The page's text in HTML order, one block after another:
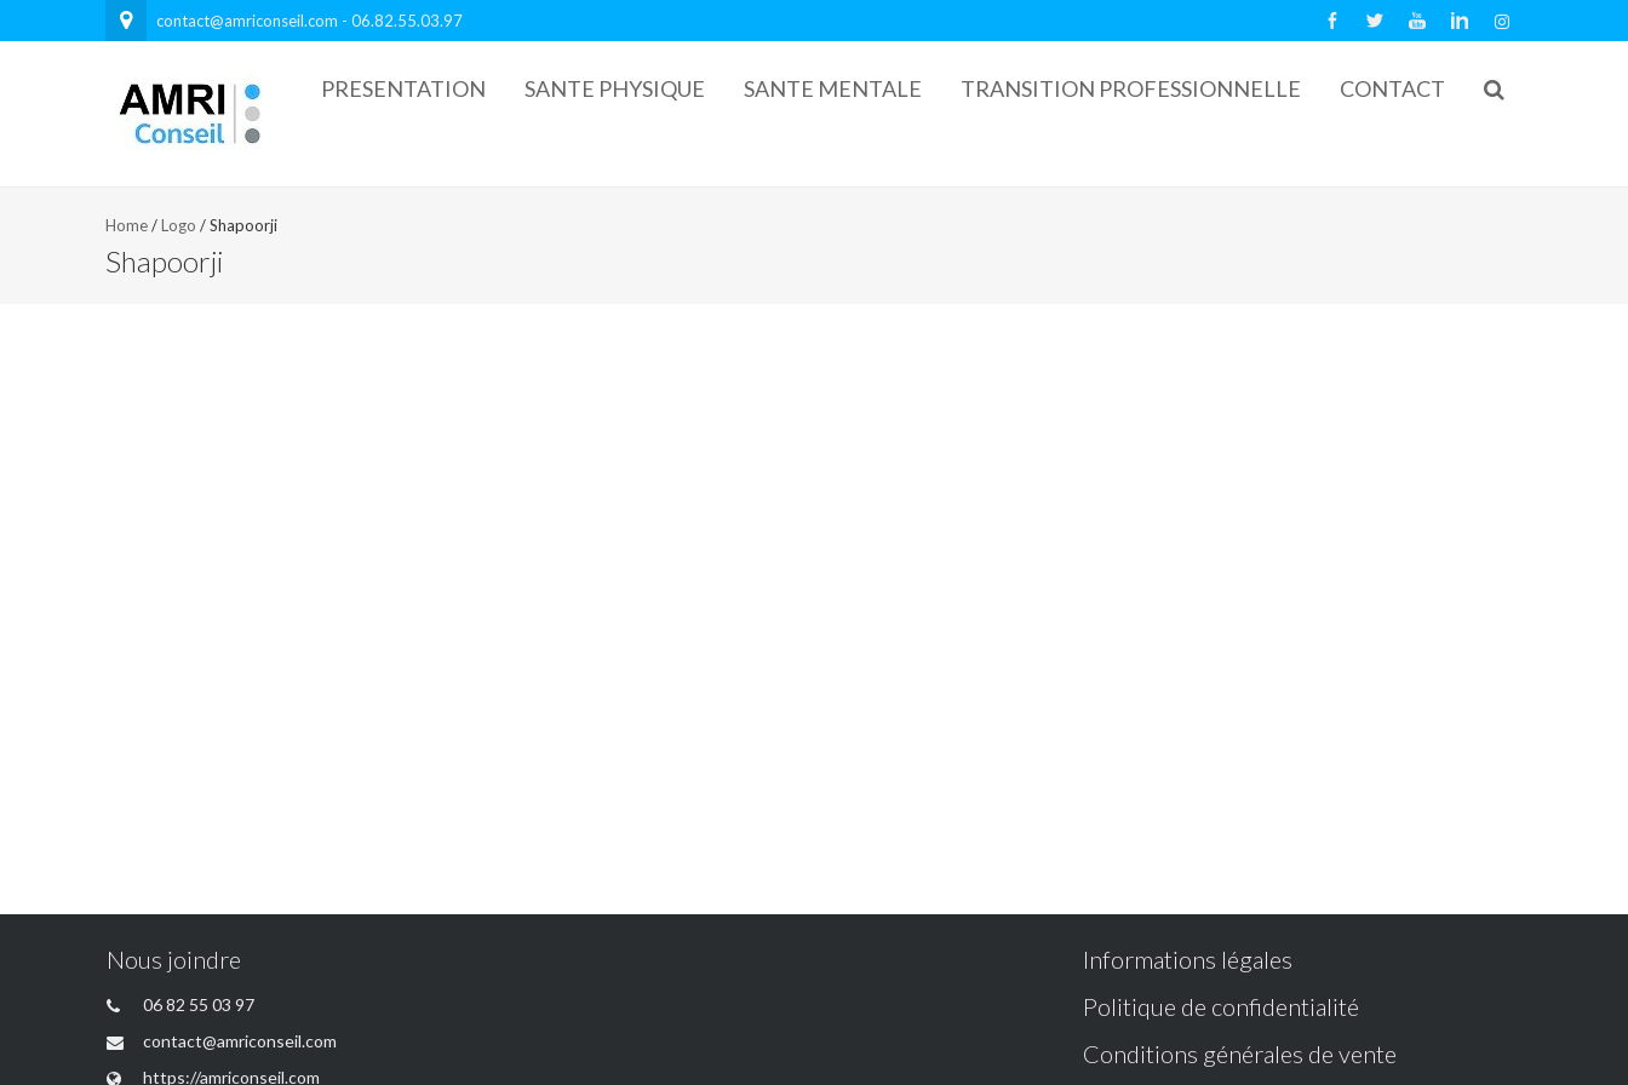
contact@amriconseil.com - 06.82.55.03.97
PRESENTATION SANTE PHYSIQUE SANTE MENTALE TRANSITION PROFESSIONNELLE CONTACT
Home/Logo /Shapoorji
Shapoorji
Nous joindre
06 82 55 03 97
contact@amriconseil.com
https://amriconseil.com
Informations légales
Politique de confidentialité
Conditions générales de vente